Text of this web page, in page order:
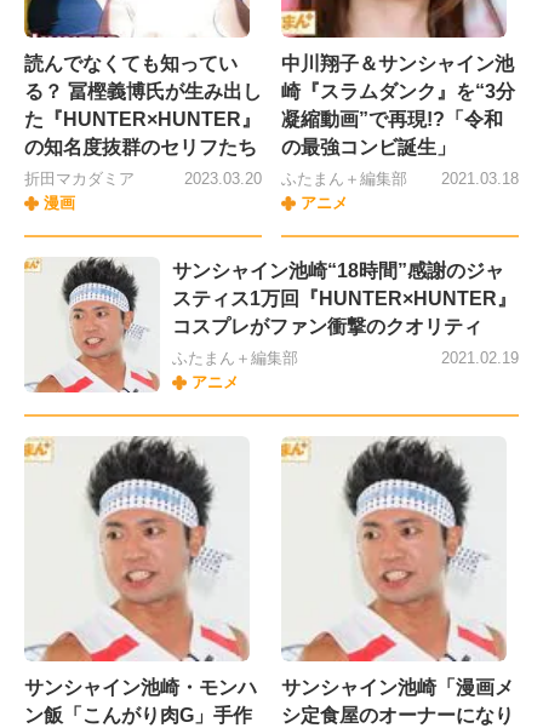
読んでなくても知ってい
る？ 冨樫義博氏が生み出し
た『HUNTER×HUNTER』
の知名度抜群のセリフたち
折田マカダミア
漫画
2023.03.20
中川翔子＆サンシャイン池
崎『スラムダンク』を“3分
凝縮動画”で再現!?「令和
の最強コンビ誕生」
ふたまん＋編集部
アニメ
2021.03.18
サンシャイン池崎“18時間”感謝のジャ
スティス1万回『HUNTER×HUNTER』
コスプレがファン衝撃のクオリティ
ふたまん＋編集部
アニメ
2021.02.19
サンシャイン池崎・モンハ
ン飯「こんがり肉G」手作
サンシャイン池崎「漫画メ
シ定食屋のオーナーになり